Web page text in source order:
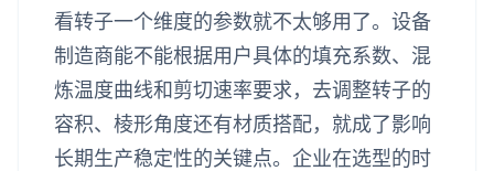
看转子一个维度的参数就不太够用了。设备
制造商能不能根据用户具体的填充系数、混
炼温度曲线和剪切速率要求，去调整转子的
容积、棱形角度还有材质搭配，就成了影响
长期生产稳定性的关键点。企业在选型的时